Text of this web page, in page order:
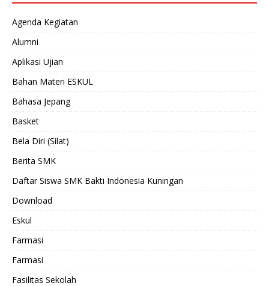
Agenda Kegiatan
Alumni
Aplikasi Ujian
Bahan Materi ESKUL
Bahasa Jepang
Basket
Bela Diri (Silat)
Berita SMK
Daftar Siswa SMK Bakti Indonesia Kuningan
Download
Eskul
Farmasi
Farmasi
Fasilitas Sekolah